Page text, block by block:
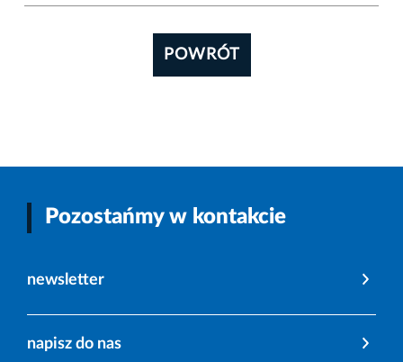
POWRÓT
Pozostańmy w kontakcie
newsletter
napisz do nas